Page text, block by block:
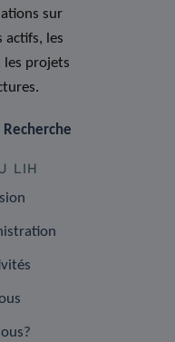
sur
actifs, les
les projets
LIH